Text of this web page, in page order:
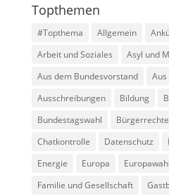
Topthemen
#Topthema Allgemein
Arbeit und Soziales
Asyl und
Aus dem Bundesvorstand
Ausschreibungen
Bildung
Bundestagswahl
Chatkontrolle
Datenschutz
Energie
Europa
Europawahl
Familie und Gesellschaft